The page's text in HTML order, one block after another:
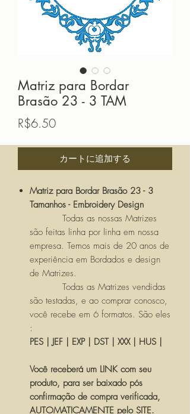
Matriz para Bordar
Brasão 23 - 3 TAM
R$6.50価
格
カートに追加する
Matriz para Bordar Brasão 23 - 3
Tamanhos - Embroidery Design
Todas as nossas Matrizes
são feitas linha por linha em nossa
empresa. Temos mais de 20 anos de
experiência em Bordados e design
de Matrizes.
Todas as Matrizes vendidas
são testadas, e ao comprar conosco,
você recebe em 6 formatos. São eles
:
PES | JEF | EXP | DST | XXX | HUS |
Você receberá um LINK com seu
produto, para ser baixado pós
confirmação de compra verificada,
AUTOMATICAMENTE pelo SITE.